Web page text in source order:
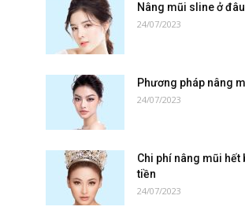
Nâng mũi sline ở
24/07/2023
Phương pháp nâng
24/07/2023
Chi phí nâng mũi hết
tiền
24/07/2023